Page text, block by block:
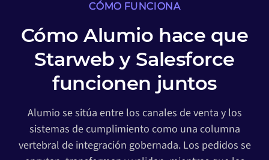
CÓMO FUNCIONA
Cómo Alumio hace que
Starweb y Salesforce
funcionen juntos
Alumio se sitúa entre los canales de venta y los
sistemas de cumplimiento como una columna
vertebral de integración gobernada. Los pedidos se